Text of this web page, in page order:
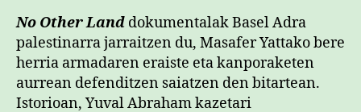
No Other Land dokumentalak Basel Adra
palestinarra jarraitzen du, Masafer Yattako bere
herria armadaren eraiste eta kanporaketen
aurrean defenditzen saiatzen den bitartean.
Istorioan, Yuval Abraham kazetari